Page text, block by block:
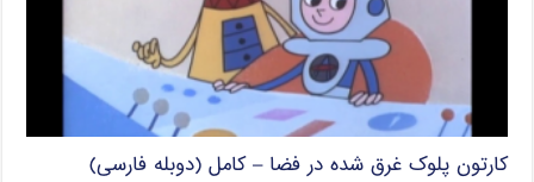
کارتون پلوک غرق شده در فضا – کامل (دوبله فارسی)